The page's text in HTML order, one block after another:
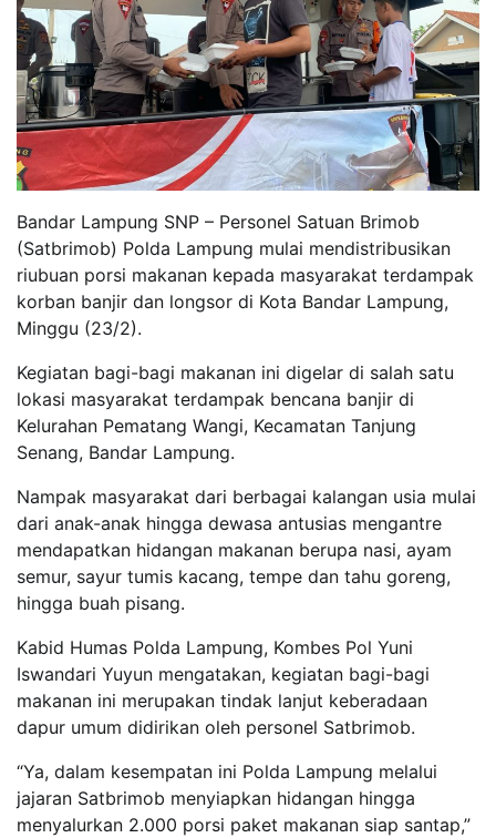
Bandar Lampung SNP – Personel Satuan Brimob
(Satbrimob) Polda Lampung mulai mendistribusikan
riubuan porsi makanan kepada masyarakat terdampak
korban banjir dan longsor di Kota Bandar Lampung,
Minggu (23/2).
Kegiatan bagi-bagi makanan ini digelar di salah satu
lokasi masyarakat terdampak bencana banjir di
Kelurahan Pematang Wangi, Kecamatan Tanjung
Senang, Bandar Lampung.
Nampak masyarakat dari berbagai kalangan usia mulai
dari anak-anak hingga dewasa antusias mengantre
mendapatkan hidangan makanan berupa nasi, ayam
semur, sayur tumis kacang, tempe dan tahu goreng,
hingga buah pisang.
Kabid Humas Polda Lampung, Kombes Pol Yuni
Iswandari Yuyun mengatakan, kegiatan bagi-bagi
makanan ini merupakan tindak lanjut keberadaan
dapur umum didirikan oleh personel Satbrimob.
“Ya, dalam kesempatan ini Polda Lampung melalui
jajaran Satbrimob menyiapkan hidangan hingga
menyalurkan 2.000 porsi paket makanan siap santap,”